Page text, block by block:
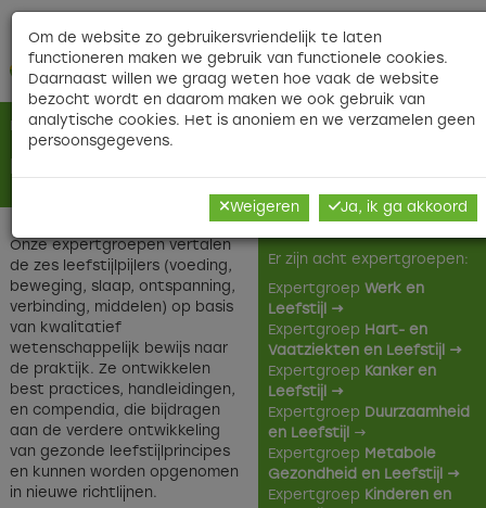
Home>Over ons> Expertgroepen
Onze expertgroepen vertalen
de zes leefstijlpijlers (voeding,
beweging, slaap, ontspanning,
verbinding, middelen) op basis
van kwalitatief
wetenschappelijk bewijs naar
de praktijk. Ze ontwikkelen
best practices, handleidingen,
en compendia, die bijdragen
aan de verdere ontwikkeling
van gezonde leefstijlprincipes
en kunnen worden opgenomen
in nieuwe richtlijnen.
Er zijn acht expertgroepen:
Expertgroep Werk en
Leefstijl →
Expertgroep Hart- en
Vaatziekten en Leefstijl →
Expertgroep Kanker en
Leefstijl →
Expertgroep Duurzaamheid
en Leefstijl
→
Expertgroep Metabole
Gezondheid en Leefstijl →
Expertgroep Kinderen en
Om de website zo gebruikersvriendelijk te laten
functioneren maken we gebruik van functionele cookies.
Daarnaast willen we graag weten hoe vaak de website
bezocht wordt en daarom maken we ook gebruik van
analytische cookies. Het is anoniem en we verzamelen geen
persoonsgegevens.
Weigeren Ja, ik ga akkoord